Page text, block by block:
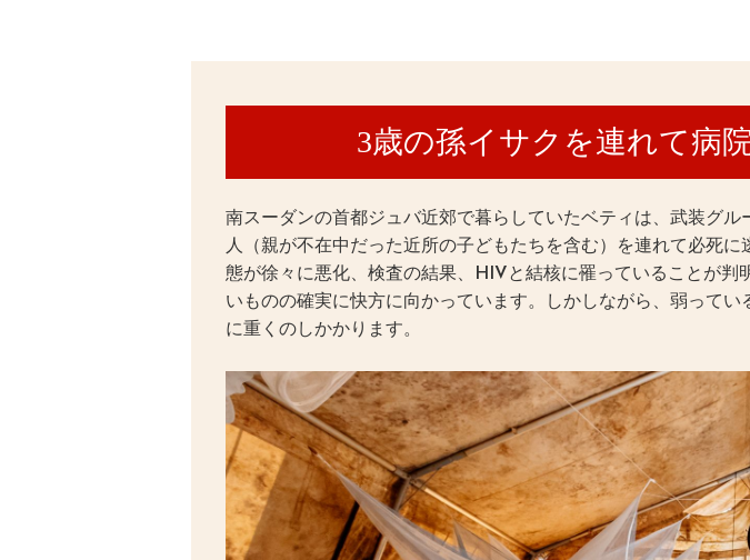
3歳の孫イサクを連れて病
南スーダンの首都ジュバ近郊で暮らしていたベティは、武装グ
人（親が不在中だった近所の子どもたちを含む）を連れて必死
態が徐々に悪化、検査の結果、HIVと結核に罹っていることが
いものの確実に快方に向かっています。しかしながら、弱って
に重くのしかかります。